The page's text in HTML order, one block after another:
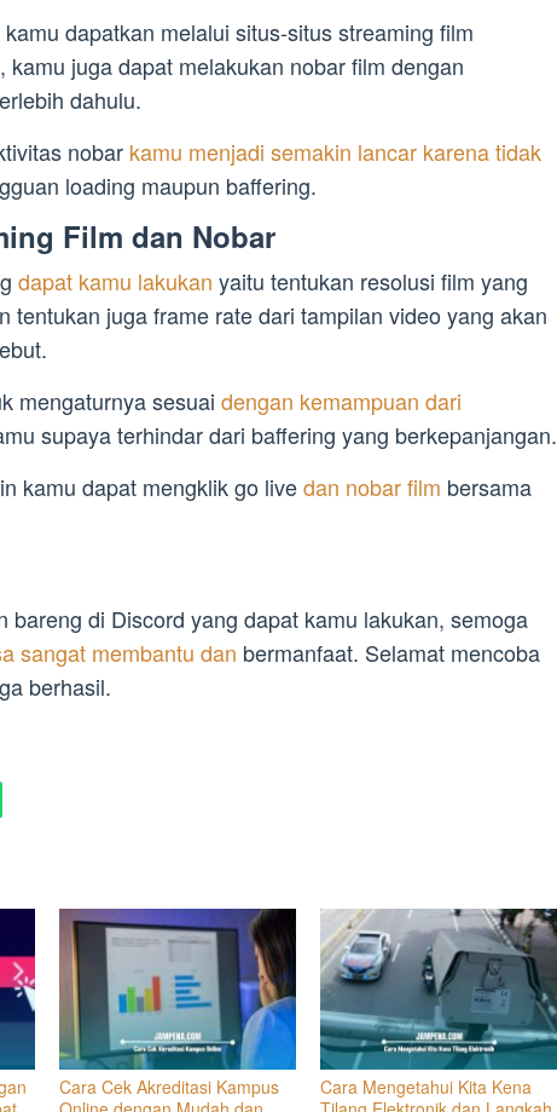
kamu dapatkan melalui situs-situs streaming film
kamu juga dapat melakukan nobar film dengan
dahulu.
nobar kamu menjadi semakin lancar karena tidak
loading maupun baffering.
Film dan Nobar
dapat kamu lakukan yaitu tentukan resolusi film yang
tentukan juga frame rate dari tampilan video yang akan
mengaturnya sesuai dengan kemampuan dari
supaya terhindar dari baffering yang berkepanjangan.
kamu dapat mengklik go livedan nobar film bersama
bareng di Discord yang dapat kamu lakukan, semoga
sangat membantu dan bermanfaat. Selamat mencoba
berhasil.
Cara Cek Akreditasi Kampus
Cara Mengetahui Kita Kena